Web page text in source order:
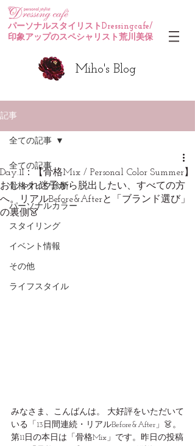
パーソナルスタイリストDressingcafe/
印象アップのスペシャリスト荒川美保
Miho's Blog
記事
全ての記事
骨格タイプ診断
パーソナルカラー
スタイリング
イベント情報
その他
ライフスタイル
全ての記事
Day.11：【骨格Mix / Personal Color Summer】
おしゃれ迷子から脱出したい、すべての方
へ。リアルBefore&Afterと「ブランド選び」
の裏側👗
みなさま、こんばんは。 大好評をいただいて
いる「13日間連続・リアルBefore&After」👗。
第11日の本日は「骨格Mix」です。昨日の投稿